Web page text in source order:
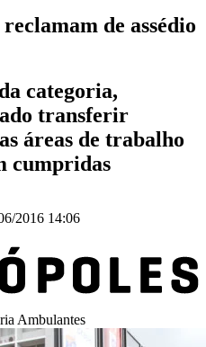
de assédio
categoria,
transferir
áreas de trabalho
cumpridas
2016 14:06
Ambulantes